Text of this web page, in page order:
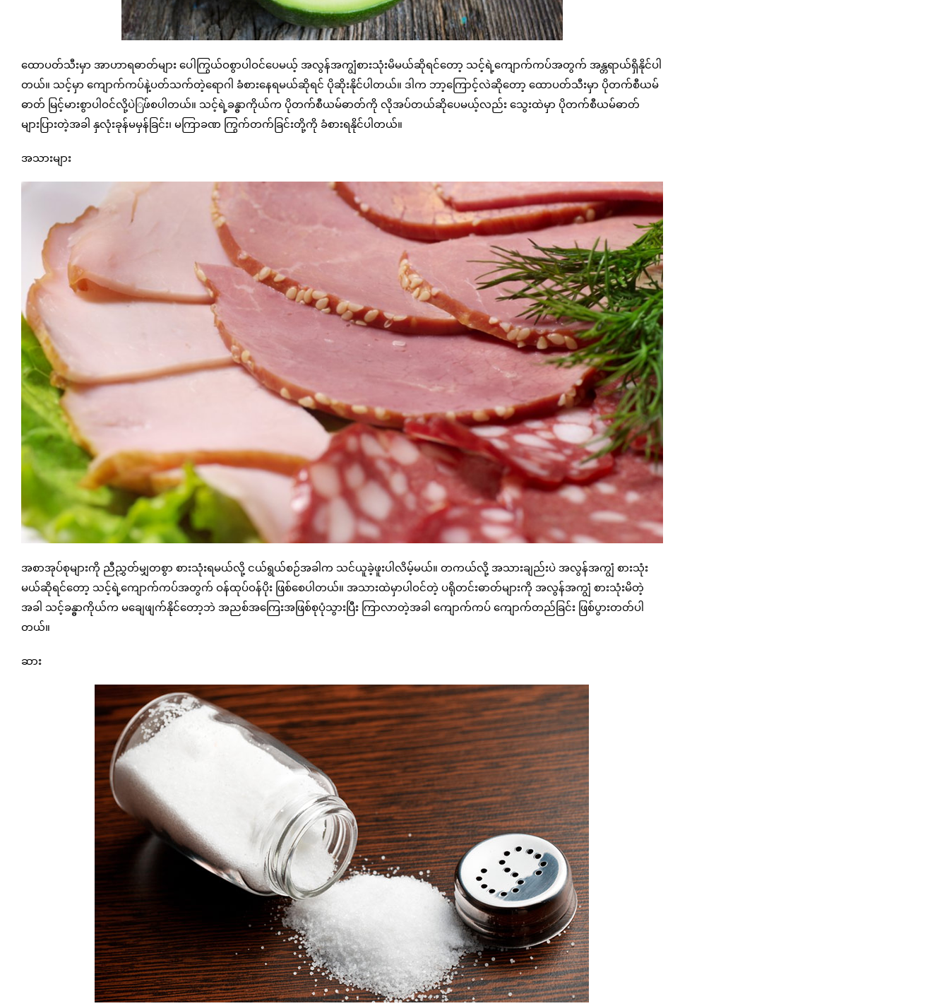
ထောပတ်သီးမှာ အာဟာရဓာတ်များ ပေါကြွယ်ဝစွာပါဝင်ပေမယ့် အလွန်အကျွံစားသုံးမိမယ်ဆိုရင်တော့ သင့်ရဲ့ကျောက်ကပ်အတွက် အန္တရာယ်ရှိနိုင်ပါ
တယ်။ သင့်မှာ ကျောက်ကပ်နဲ့ပတ်သက်တဲ့ရောဂါ ခံစားနေရမယ်ဆိုရင် ပိုဆိုးနိုင်ပါတယ်။ ဒါက ဘာ့ကြောင့်လဲဆိုတော့ ထောပတ်သီးမှာ ပိုတက်စီယမ်
ဓာတ် မြင့်မားစွာပါဝင်လို့ပဲြဖ်စပါတယ်။ သင့်ရဲ့ခန္ဓာကိုယ်က ပိုတက်စီယမ်ဓာတ်ကို လိုအပ်တယ်ဆိုပေမယ့်လည်း သွေးထဲမှာ ပိုတက်စီယမ်ဓာတ်
များပြားတဲ့အခါ နှလုံးခုန်မမှန်ခြင်း၊ မကြာခဏ ကြွက်တက်ခြင်းတို့ကို ခံစားရနိုင်ပါတယ်။
အသားများ
အစာအုပ်စုများကို ညီညွှတ်မျှတစွာ စားသုံးရမယ်လို့ ငယ်ရွယ်စဉ်အခါက သင်ယူခဲ့ဖူးပါလိမ့်မယ်။ တကယ်လို့ အသားချည်းပဲ အလွန်အကျွံ စားသုံး
မယ်ဆိုရင်တော့ သင့်ရဲ့ကျောက်ကပ်အတွက် ဝန်ထုပ်ဝန်ပိုး ဖြစ်စေပါတယ်။ အသားထဲမှာပါဝင်တဲ့ ပရိုတင်းဓာတ်များကို အလွန်အကျွံ စားသုံးမိတဲ့
အခါ သင့်ခန္ဓာကိုယ်က မချေဖျက်နိုင်တော့ဘဲ အညစ်အကြေးအဖြစ်စုပုံသွားပြီး ကြာလာတဲ့အခါ ကျောက်ကပ် ကျောက်တည်ခြင်း ဖြစ်ပွားတတ်ပါ
တယ်။
ဆား